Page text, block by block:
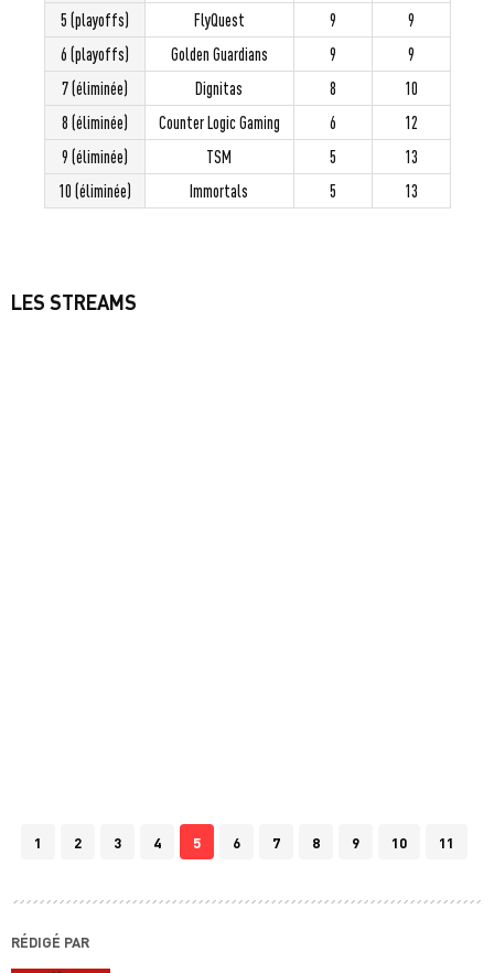
5 (playoffs)
FlyQuest 9
9
6 (playoffs)
Golden Guardians 9
9
7 (éliminée)
Dignitas 8
10
8 (éliminée)
Counter Logic Gaming 6
12
9 (éliminée)
TSM 5
13
10 (éliminée)
Immortals 5 13
LES STREAMS
1 2 3 4 5 6 7 8 9 10 11
RÉDIGÉ PAR